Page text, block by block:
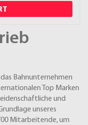
Bahnunternehmen
Top Marken
und
unseres
Mitarbeitende, um